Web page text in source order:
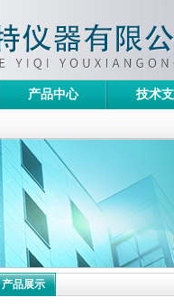
产品中心 技术
产品展示